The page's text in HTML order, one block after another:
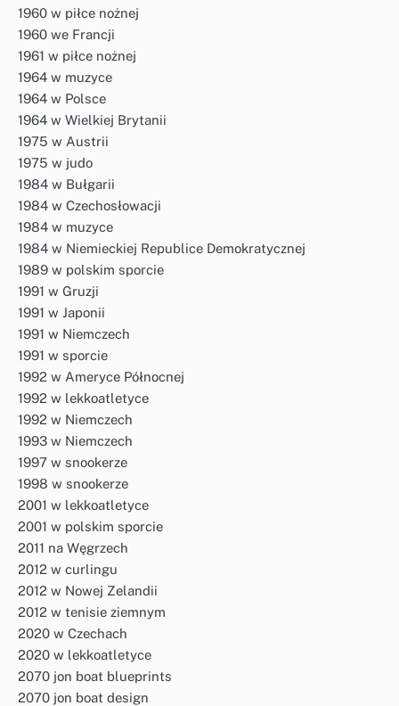
1960 w piłce nożnej
1960 we Francji
1961 w piłce nożnej
1964 w muzyce
1964 w Polsce
1964 w Wielkiej Brytanii
1975 w Austrii
1975 w judo
1984 w Bułgarii
1984 w Czechosłowacji
1984 w muzyce
1984 w Niemieckiej Republice Demokratycznej
1989 w polskim sporcie
1991 w Gruzji
1991 w Japonii
1991 w Niemczech
1991 w sporcie
1992 w Ameryce Północnej
1992 w lekkoatletyce
1992 w Niemczech
1993 w Niemczech
1997 w snookerze
1998 w snookerze
2001 w lekkoatletyce
2001 w polskim sporcie
2011 na Węgrzech
2012 w curlingu
2012 w Nowej Zelandii
2012 w tenisie ziemnym
2020 w Czechach
2020 w lekkoatletyce
2070 jon boat blueprints
2070 jon boat design